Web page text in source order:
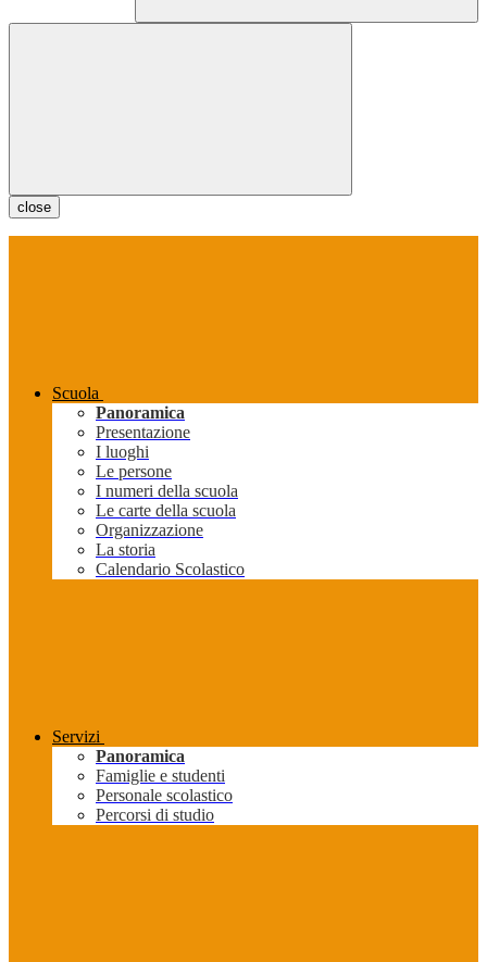
close
Scuola
Panoramica
Presentazione
I luoghi
Le persone
I numeri della scuola
Le carte della scuola
Organizzazione
La storia
Calendario Scolastico
Servizi
Panoramica
Famiglie e studenti
Personale scolastico
Percorsi di studio